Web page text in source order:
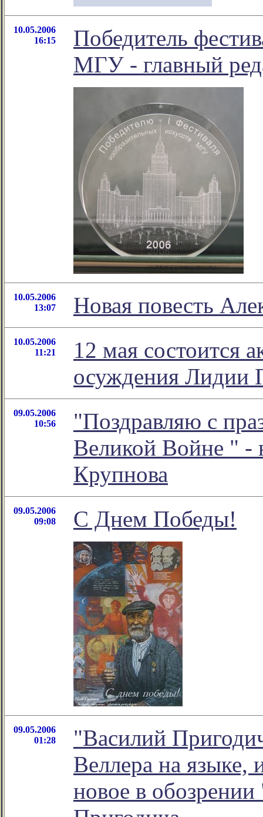
10.05.2006
16:15
Победитель
МГУ - главный
10.05.2006
13:07
Новая повесть
10.05.2006
11:21
12 мая состоится
осуждения Лидии
09.05.2006
10:56
"Поздравляю с
Великой Войне " -
Крупнова
09.05.2006
09:08
С Днем Победы!
09.05.2006
01:28
"Василий
Веллера на
новое в